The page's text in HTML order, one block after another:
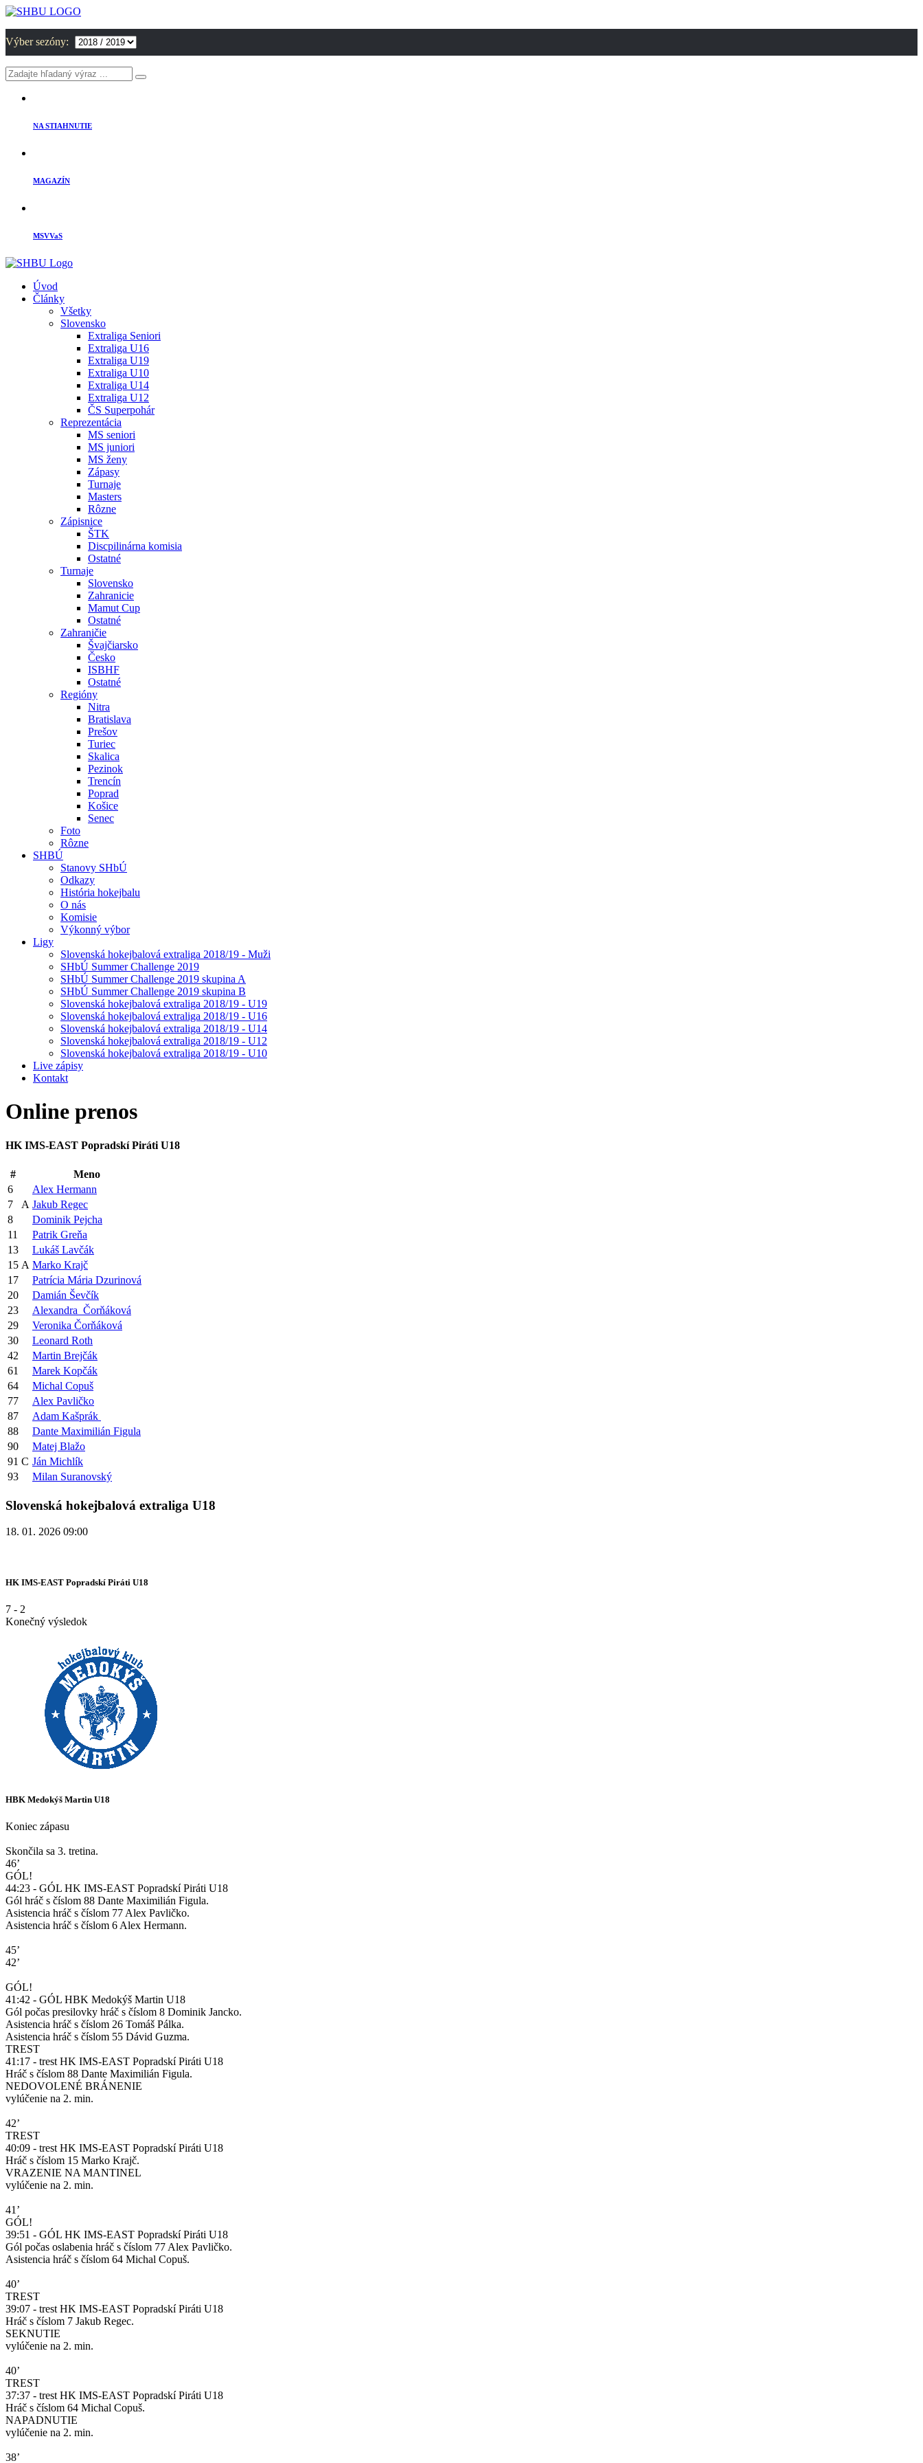
Výber sezóny:
NA STIAHNUTIE
MAGAZÍN
MSVVaS
Úvod
Články
Všetky
Slovensko
Extraliga Seniori
Extraliga U16
Extraliga U19
Extraliga U10
Extraliga U14
Extraliga U12
ČS Superpohár
Reprezentácia
MS seniori
MS juniori
MS ženy
Zápasy
Turnaje
Masters
Rôzne
Zápisnice
ŠTK
Discpilinárna komisia
Ostatné
Turnaje
Slovensko
Zahranicie
Mamut Cup
Ostatné
Zahraničie
Švajčiarsko
Česko
ISBHF
Ostatné
Regióny
Nitra
Bratislava
Prešov
Turiec
Skalica
Pezinok
Trencín
Poprad
Košice
Senec
Foto
Rôzne
SHBÚ
Stanovy SHbÚ
Odkazy
História hokejbalu
O nás
Komisie
Výkonný výbor
Ligy
Slovenská hokejbalová extraliga 2018/19 - Muži
SHbÚ Summer Challenge 2019
SHbÚ Summer Challenge 2019 skupina A
SHbÚ Summer Challenge 2019 skupina B
Slovenská hokejbalová extraliga 2018/19 - U19
Slovenská hokejbalová extraliga 2018/19 - U16
Slovenská hokejbalová extraliga 2018/19 - U14
Slovenská hokejbalová extraliga 2018/19 - U12
Slovenská hokejbalová extraliga 2018/19 - U10
Live zápisy
Kontakt
Online prenos
HK IMS-EAST Popradskí Piráti U18
#
Meno
6
Alex Hermann
7
A Jakub Regec
8
Dominik Pejcha
11
Patrik Greňa
13
Lukáš Lavčák
15 A Marko Krajč
17
Patrícia Mária Dzurinová
20
Damián Ševčík
23
Alexandra Čorňáková
29
Veronika Čorňáková
30
Leonard Roth
42
Martin Brejčák
61
Marek Kopčák
64
Michal Copuš
77
Alex Pavličko
87
Adam Kašprák
88
Dante Maximilián Figula
90
Matej Blažo
91 C Ján Michlík
93
Milan Suranovský
Slovenská hokejbalová extraliga U18
18. 01. 2026 09:00
HK IMS-EAST Popradskí Piráti U18
7 - 2
Konečný výsledok
HBK Medokýš Martin U18
Koniec zápasu
Skončila sa 3. tretina.
46’
GÓL!
44:23 - GÓL HK IMS-EAST Popradskí Piráti U18
Gól hráč s číslom 88 Dante Maximilián Figula.
Asistencia hráč s číslom 77 Alex Pavličko.
Asistencia hráč s číslom 6 Alex Hermann.
45’
42’
GÓL!
41:42 - GÓL HBK Medokýš Martin U18
Gól počas presilovky hráč s číslom 8 Dominik Jancko.
Asistencia hráč s číslom 26 Tomáš Pálka.
Asistencia hráč s číslom 55 Dávid Guzma.
TREST
41:17 - trest HK IMS-EAST Popradskí Piráti U18
Hráč s číslom 88 Dante Maximilián Figula.
NEDOVOLENÉ BRÁNENIE
vylúčenie na 2. min.
42’
TREST
40:09 - trest HK IMS-EAST Popradskí Piráti U18
Hráč s číslom 15 Marko Krajč.
VRAZENIE NA MANTINEL
vylúčenie na 2. min.
41’
GÓL!
39:51 - GÓL HK IMS-EAST Popradskí Piráti U18
Gól počas oslabenia hráč s číslom 77 Alex Pavličko.
Asistencia hráč s číslom 64 Michal Copuš.
40’
TREST
39:07 - trest HK IMS-EAST Popradskí Piráti U18
Hráč s číslom 7 Jakub Regec.
SEKNUTIE
vylúčenie na 2. min.
40’
TREST
37:37 - trest HK IMS-EAST Popradskí Piráti U18
Hráč s číslom 64 Michal Copuš.
NAPADNUTIE
vylúčenie na 2. min.
38’